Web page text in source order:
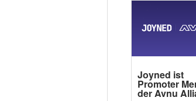
Joyned ist
Promoter
der Avnu